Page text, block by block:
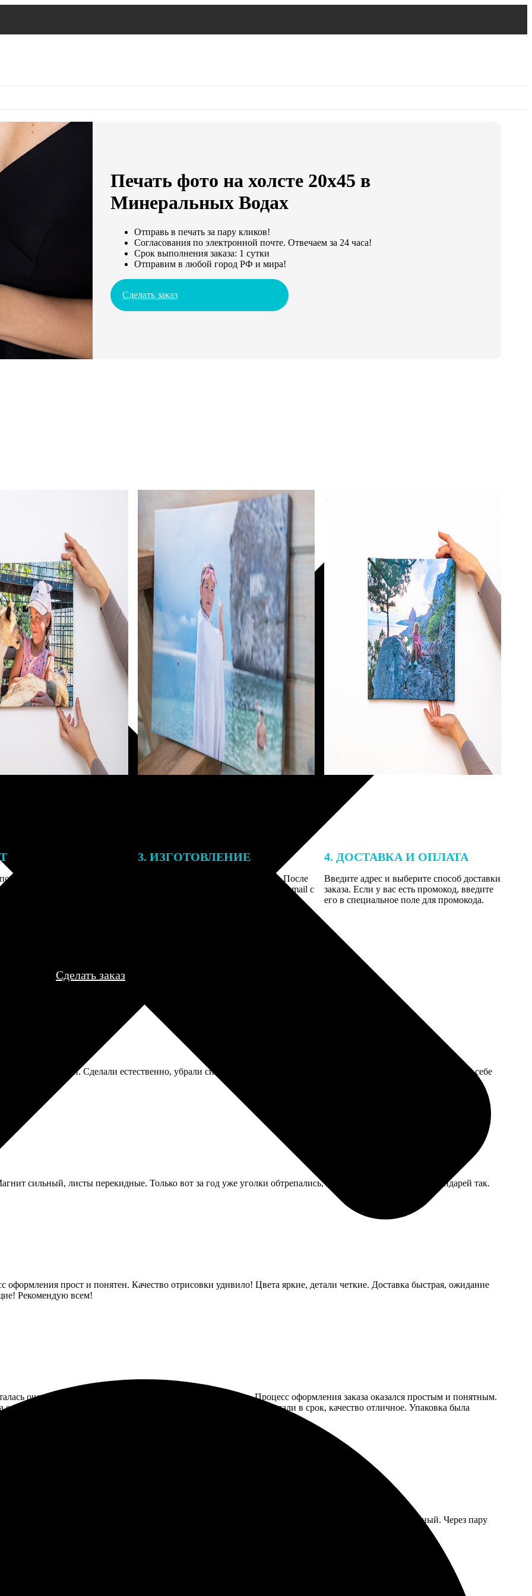
Печать фото на холсте 20х45 в
Минеральных Водах
Отправь в печать за пару кликов!
Согласования по электронной почте. Отвечаем за 24 часа!
Срок выполнения заказа: 1 сутки
Отправим в любой город РФ и мира!
Сделать заказ
заказа к печати
могут связаться с Вами
телефону или email для
деталей.
3. ИЗГОТОВЛЕНИЕ
Оплатите заказ банковской картой. После
оплаты получите подтверждение на email с
описанием заказа. Когда отправим заказ
4. ДОСТАВКА И ОПЛАТА
Введите адрес и выберите способ доставки
заказа. Если у вас есть промокод, введите
его в специальное поле для промокода.
Сделать заказ
услугу ретуши. Сделали естественно, убрали синяки под глазами, но не перестарались. В паспорте теперь сама себе
сильный, листы перекидные. Только вот за год уже уголки обтрепались, но это, наверное, у всех календарей так.
оформления прост и понятен. Качество отрисовки удивило! Цвета яркие, детали четкие. Доставка быстрая, ожидание
Рекомендую всем!
очень довольна. Заказала печать фотографии на холсте. Процесс оформления заказа оказался простым и понятным.
Связались со мной быстро, подтвердили детали. Холст сделали в срок, качество отличное. Упаковка была
доставки. Обязательно воспользуюсь еще!
прошло отлично. Поддержка быстро ответила на вопросы. Процесс оформления заказа простой и удобный. Через пару
— отличное качество! Буду обращаться снова. Рекомендую всем!